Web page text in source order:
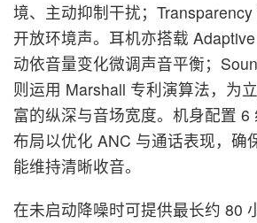
境、主动抑制干扰；
开放环境声。耳机亦搭载
动依音量变化微调声音平衡；
则运用 Marshall 专利演算法，为
富的纵深与音场宽度。机身配置 6
布局以优化 ANC 与通话表现，确
能维持清晰收音。
在未启动降噪时可提供最长约 80